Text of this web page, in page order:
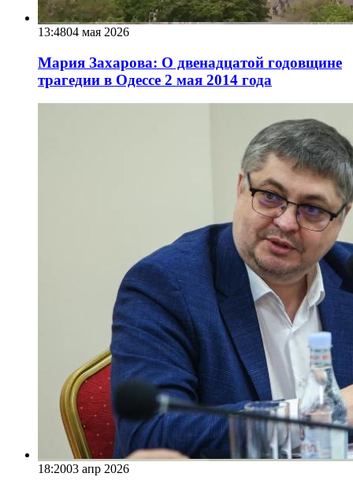
13:4804 мая 2026
Мария Захарова: О двенадцатой годовщине
трагедии в Одессе 2 мая 2014 года
18:2003 апр 2026